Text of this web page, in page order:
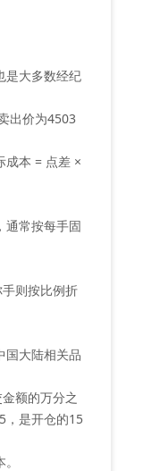
是大多数经纪
出价为4503
成本 = 点差 ×
通常按每手固
则按比例折
国大陆相关品
额的万分之
，是开仓的15